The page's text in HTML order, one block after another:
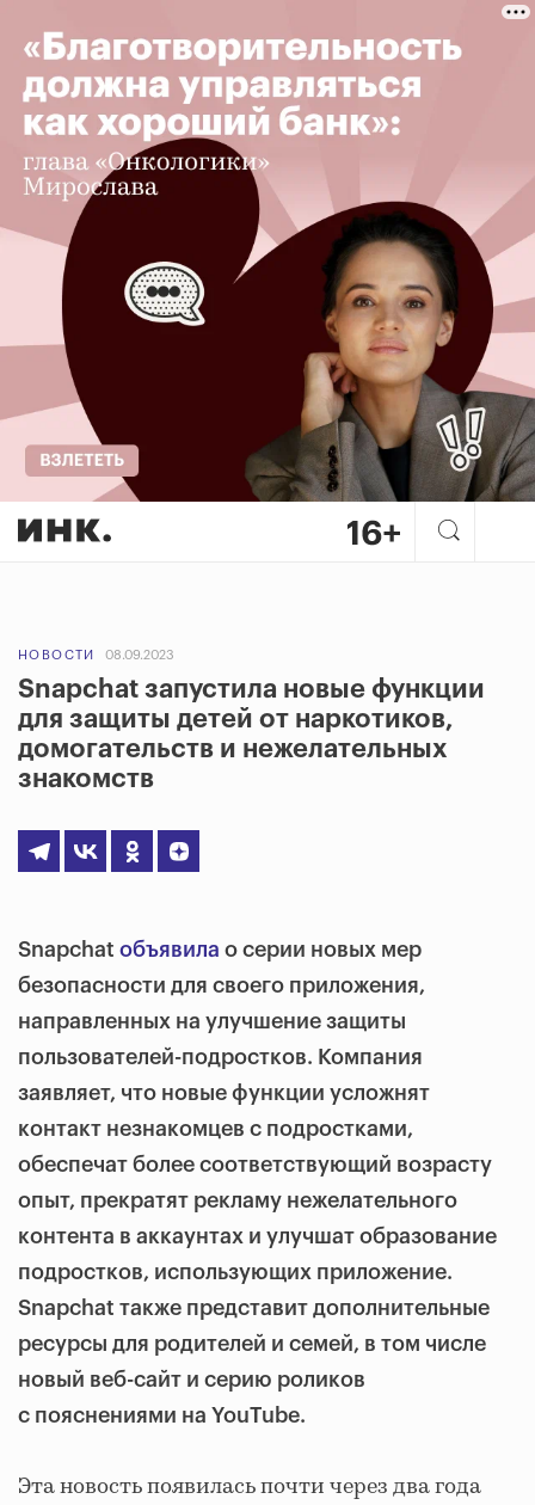
НОВОСТИ 08.09.2023
Snapchat запустила новые функции
для защиты детей от наркотиков,
домогательств и нежелательных
знакомств
Snapchat объявила о серии новых мер
безопасности для своего приложения,
направленных на улучшение защиты
пользователей-подростков. Компания
заявляет, что новые функции усложнят
контакт незнакомцев с подростками,
обеспечат более соответствующий возрасту
опыт, прекратят рекламу нежелательного
контента в аккаунтах и улучшат образование
подростков, использующих приложение.
Snapchat также представит дополнительные
ресурсы для родителей и семей, в том числе
новый веб-сайт и серию роликов
с пояснениями на YouTube.
Эта новость появилась почти через два года